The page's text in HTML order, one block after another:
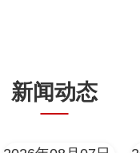
新闻动态